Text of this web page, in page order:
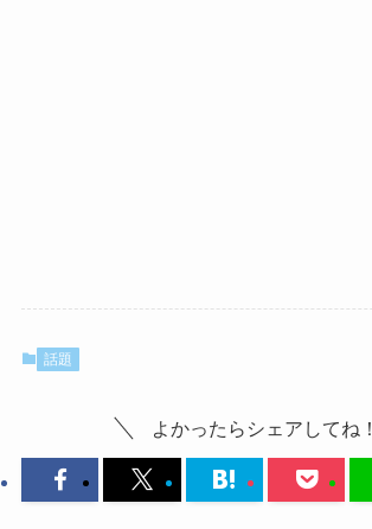
話題
よかったらシェアしてね！